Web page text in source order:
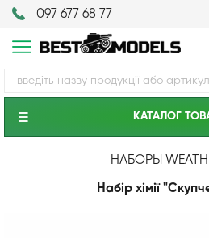
097 677 68 77
КАТАЛОГ
НАБОРЫ
Набір хімії